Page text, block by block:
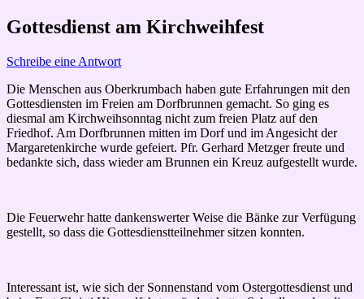
Gottesdienst am Kirchweihfest
Schreibe eine Antwort
Die Menschen aus Oberkrumbach haben gute Erfahrungen mit den
Gottesdiensten im Freien am Dorfbrunnen gemacht. So ging es
diesmal am Kirchweihsonntag nicht zum freien Platz auf den
Friedhof. Am Dorfbrunnen mitten im Dorf und im Angesicht der
Margaretenkirche wurde gefeiert. Pfr. Gerhard Metzger freute und
bedankte sich, dass wieder am Brunnen ein Kreuz aufgestellt wurde.
Die Feuerwehr hatte dankenswerter Weise die Bänke zur Verfügung
gestellt, so dass die Gottesdienstteilnehmer sitzen konnten.
Interessant ist, wie sich der Sonnenstand vom Ostergottesdienst und